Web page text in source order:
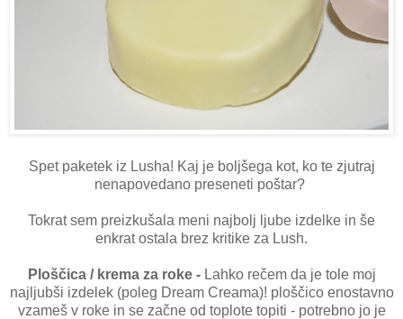
Spet paketek iz Lusha! Kaj je boljšega kot, ko te zjutraj
nenapovedano preseneti poštar?
Tokrat sem preizkušala meni najbolj ljube izdelke in še
enkrat ostala brez kritike za Lush.
Ploščica / krema za roke - Lahko rečem da je tole moj
najljubši izdelek (poleg Dream Creama)! ploščico enostavno
vzameš v roke in se začne od toplote topiti - potrebno jo je